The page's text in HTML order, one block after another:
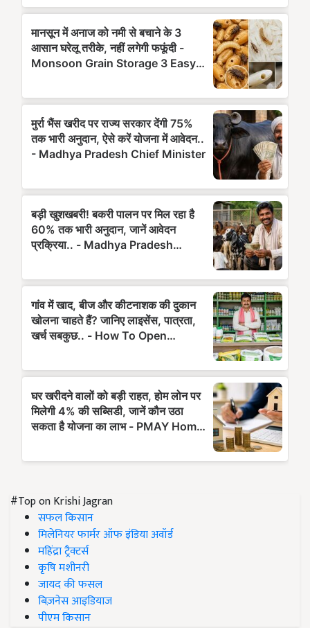
#Top on Krishi Jagran
सफल किसान
मिलेनियर फार्मर ऑफ इंडिया अवॉर्ड
महिंद्रा ट्रैक्टर्स
कृषि मशीनरी
जायद की फसल
बिज़नेस आइडियाज
पीएम किसान